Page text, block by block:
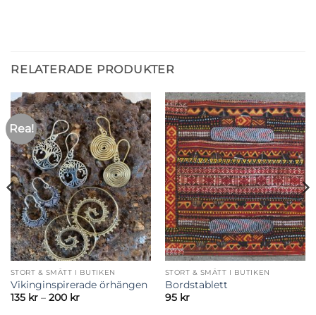
RELATERADE PRODUKTER
Rea!
STORT & SMÅTT I BUTIKEN
Vikinginspirerade örhängen
135 kr – 200 krPrisintervall:
STORT & SMÅTT I BUTIKEN
Bordstablett
95 kr